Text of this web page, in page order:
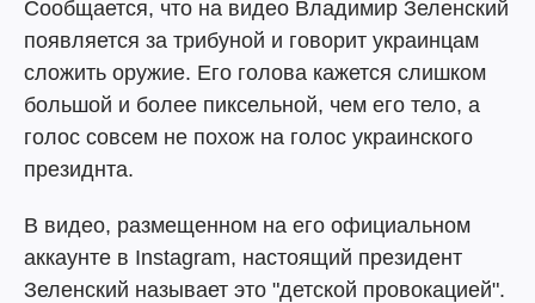
Сообщается, что на видео Владимир Зеленский
появляется за трибуной и говорит украинцам
сложить оружие. Его голова кажется слишком
большой и более пиксельной, чем его тело, а
голос совсем не похож на голос украинского
президнта.
В видео, размещенном на его официальном
аккаунте в Instagram, настоящий президент
Зеленский называет это "детской провокацией".